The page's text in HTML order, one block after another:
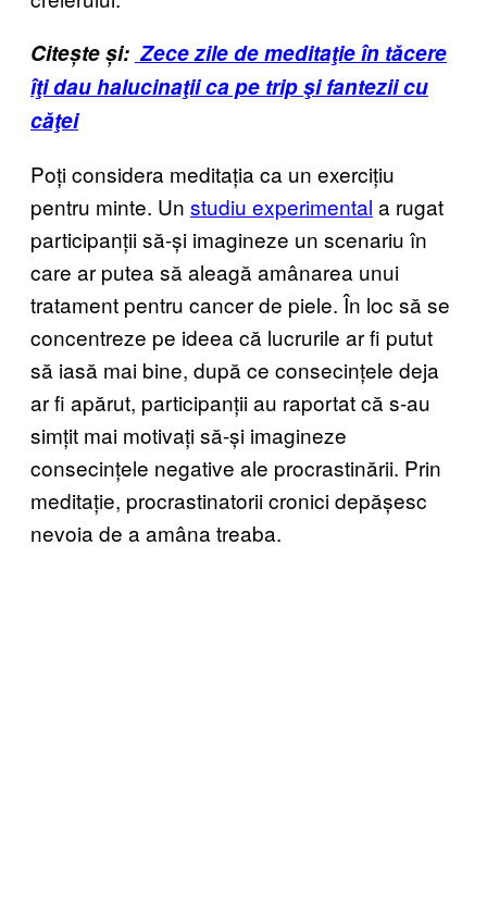
Citește și: Zece zile de meditaţie în tăcere
îţi dau halucinaţii ca pe trip şi fantezii cu
căţei
Poți considera meditația ca un exercițiu
pentru minte. Un studiu experimental a rugat
participanții să-și imagineze un scenariu în
care ar putea să aleagă amânarea unui
tratament pentru cancer de piele. În loc să se
concentreze pe ideea că lucrurile ar fi putut
să iasă mai bine, după ce consecințele deja
ar fi apărut, participanții au raportat că s-au
simțit mai motivați să-și imagineze
consecințele negative ale procrastinării. Prin
meditație, procrastinatorii cronici depășesc
nevoia de a amâna treaba.